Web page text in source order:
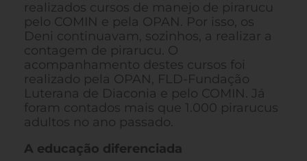
realizados cursos de manejo de pirarucu
pelo COMIN e pela OPAN. Por isso, os
Deni continuavam, sozinhos, a realizar a
contagem de pirarucu. O
acompanhamento destes cursos foi
realizado pela OPAN, FLD-Fundação
Luterana de Diaconia e pelo COMIN. Já
foram contados mais que 1.000 pirarucus
adultos no ano passado.
A educação diferenciada